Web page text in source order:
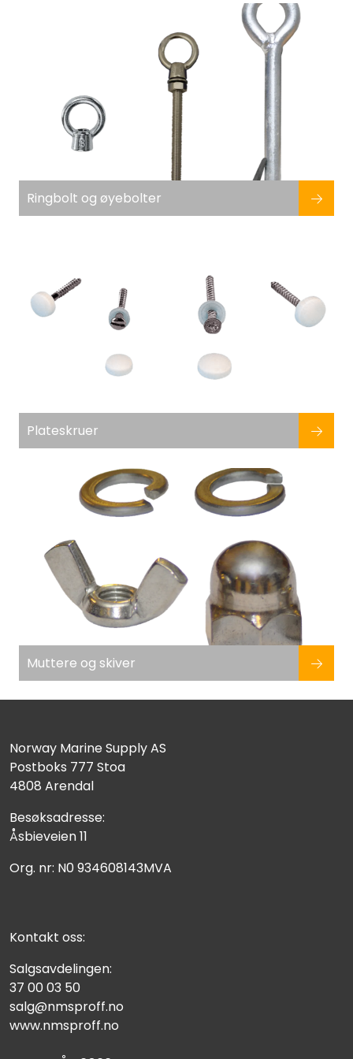
Ringbolt og øyebolter
Plateskruer
Muttere og skiver
Norway Marine Supply AS
Postboks 777 Stoa
4808 Arendal
Besøksadresse:
Åsbieveien 11
Org. nr: N0 934608143MVA
Kontakt oss:
Salgsavdelingen:
37 00 03 50
salg@nmsproff.no
www.nmsproff.no
Båtpleie/Opplag
Nyheter